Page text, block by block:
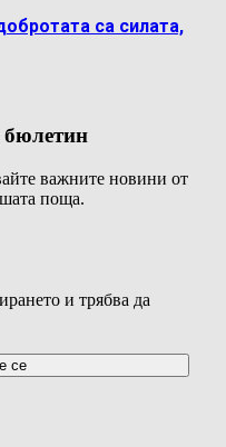
са силата,
бюлетин
важните новини от
поща.
и трябва да